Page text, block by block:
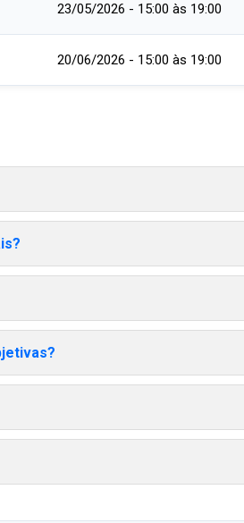
23/05/2026 - 15:00 às 19:00
20/06/2026 - 15:00 às 19:00